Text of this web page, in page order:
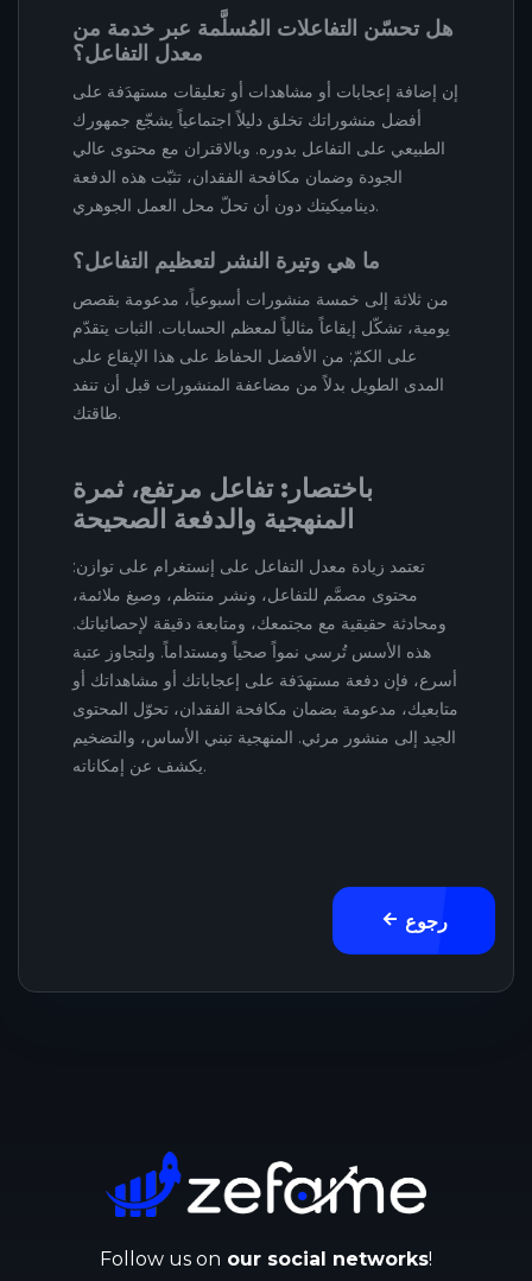
هل تحسّن التفاعلات المُسلَّمة عبر خدمة من
معدل التفاعل؟
إن إضافة إعجابات أو مشاهدات أو تعليقات مستهدَفة على
أفضل منشوراتك تخلق دليلاً اجتماعياً يشجّع جمهورك
الطبيعي على التفاعل بدوره. وبالاقتران مع محتوى عالي
الجودة وضمان مكافحة الفقدان، تثبّت هذه الدفعة
ديناميكيتك دون أن تحلّ محل العمل الجوهري.
ما هي وتيرة النشر لتعظيم التفاعل؟
من ثلاثة إلى خمسة منشورات أسبوعياً، مدعومة بقصص
يومية، تشكّل إيقاعاً مثالياً لمعظم الحسابات. الثبات يتقدّم
على الكمّ: من الأفضل الحفاظ على هذا الإيقاع على
المدى الطويل بدلاً من مضاعفة المنشورات قبل أن تنفد
طاقتك.
باختصار: تفاعل مرتفع، ثمرة
المنهجية والدفعة الصحيحة
تعتمد زيادة معدل التفاعل على إنستغرام على توازن:
محتوى مصمَّم للتفاعل، ونشر منتظم، وصيغ ملائمة،
ومحادثة حقيقية مع مجتمعك، ومتابعة دقيقة لإحصائياتك.
هذه الأسس تُرسي نمواً صحياً ومستداماً. ولتجاوز عتبة
أسرع، فإن دفعة مستهدَفة على إعجاباتك أو مشاهداتك أو
متابعيك، مدعومة بضمان مكافحة الفقدان، تحوّل المحتوى
الجيد إلى منشور مرئي. المنهجية تبني الأساس، والتضخيم
يكشف عن إمكاناته.
رجوع
Follow us on our social networks!